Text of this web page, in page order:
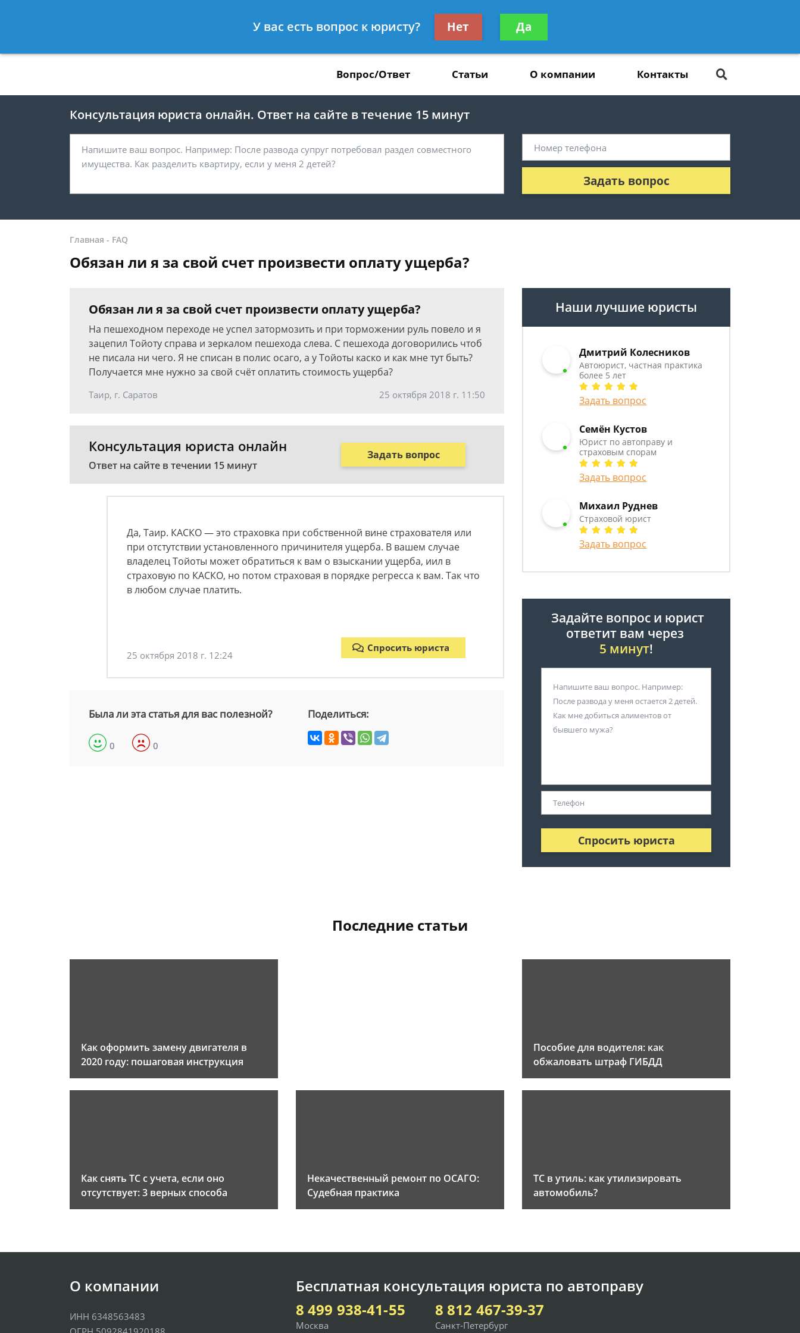
8 812 467-39-37
Получите консультацию
бесплатно
Вопрос/Ответ Статьи О компании Контакты
Консультация юриста онлайн. Ответ на сайте в течение 15 минут
Задать вопрос
Главная - FAQ
Обязан ли я за свой счет произвести оплату ущерба?
Обязан ли я за свой счет произвести оплату ущерба?
На пешеходном переходе не успел затормозить и при торможении руль повело и я
зацепил Тойоту справа и зеркалом пешехода слева. С пешехода договорились чтоб
не писала ни чего. Я не списан в полис осаго, а у Тойоты каско и как мне тут быть?
Получается мне нужно за свой счёт оплатить стоимость ущерба?
Таир, г. Саратов 25 октября 2018 г. 11:50
Консультация юриста онлайн
Ответ на сайте в течении 15 минут
Задать вопрос
Да, Таир. КАСКО — это страховка при собственной вине страхователя или
при отстутствии установленного причинителя ущерба. В вашем случае
владелец Тойоты может обратиться к вам о взыскании ущерба, иил в
страховую по КАСКО, но потом страховая в порядке регресса к вам. Так что
в любом случае платить.
25 октября 2018 г. 12:24
Спросить юриста
Была ли эта статья для вас полезной?
0 0
Поделиться:
Наши лучшие юристы
Дмитрий Колесников
Автоюрист, частная практика
более 5 лет
Задать вопрос
Семён Кустов
Юрист по автоправу и
страховым спорам
Задать вопрос
Михаил Руднев
Страховой юрист
Задать вопрос
Задайте вопрос и юрист
ответит вам через
5 минут!
Спросить юриста
Последние статьи
Как оформить замену двигателя в
2020 году: пошаговая инструкция
Пособие для водителя: как
обжаловать штраф ГИБДД
Как снять ТС с учета, если оно
отсутствует: 3 верных способа
Некачественный ремонт по ОСАГО:
Судебная практика
ТС в утиль: как утилизировать
автомобиль?
О компании
ИНН 6348563483
Бесплатная консультация юриста по автоправу
8 499 938-41-55
Москва
8 812 467-39-37
Санкт-Петербург
У вас есть вопрос к юристу? Нет Да